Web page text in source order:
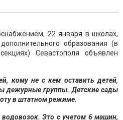
22 января в школах,
образования (в
Севастополя объявлен
кому не с кем оставить детей,
дежурные группы. Детские сады
в штатном режиме.
водовозок. Это с учетом 6 машин,